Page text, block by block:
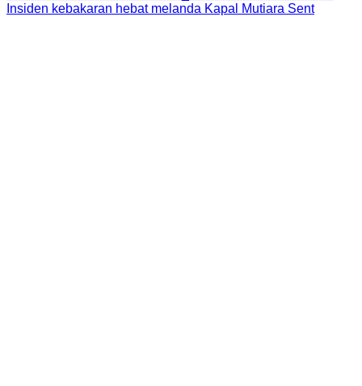
Insiden kebakaran hebat melanda Kapal Mutiara Sent